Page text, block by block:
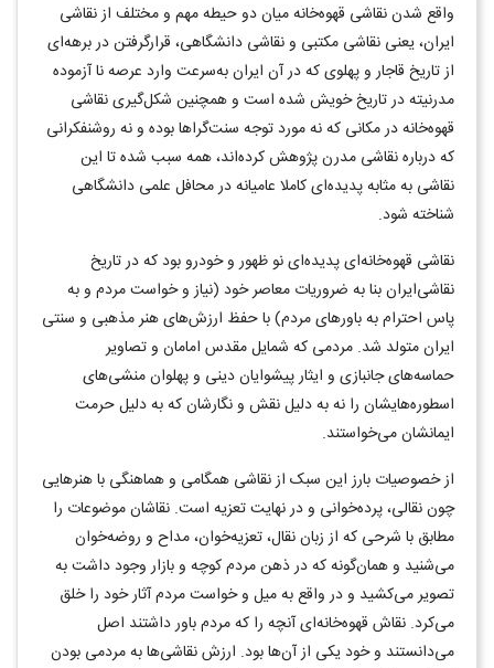
واقع شدن نقاشی قهوه‌خانه میان دو حیطه مهم و مختلف از نقاشی
ایران، یعنی نقاشی مکتبی و نقاشی دانشگاهی، قرارگرفتن در برهه‌ای
از تاریخ قاجار و پهلوی که در آن ایران به‌سرعت وارد عرصه نا آزموده
مدرنیته در تاریخ خویش شده است و همچنین شکل‌گیری نقاشی
قهوه‌خانه در مکانی که نه مورد توجه سنت‌گراها بوده و نه روشنفکرانی
که درباره نقاشی مدرن پژوهش کرده‌اند، همه سبب شده تا این
نقاشی به مثابه پدیده‌ای کاملا عامیانه در محافل علمی دانشگاهی
شناخته شود.
نقاشی قهوه‌خانه‌ای پدیده‌ای نو ظهور و خودرو بود که در تاریخ
نقاشی‌ایران بنا به ضروریات معاصر خود (نیاز و خواست مردم و به
پاس احترام به باورهای مردم) با حفظ ارزش‌های هنر مذهبی و سنتی
ایران متولد شد. مردمی که شمایل مقدس امامان و تصاویر
حماسه‌های جانبازی و ایثار پیشوایان دینی و پهلوان منشی‌های
اسطوره‌هایشان را نه به دلیل نقش و نگارشان که به دلیل حرمت
ایمانشان می‌خواستند.
از خصوصیات بارز این سبک از نقاشی همگامی و هماهنگی با هنرهایی
چون نقالی، پرده‌خوانی و در نهایت تعزیه است. نقاشان موضوعات را
مطابق با شرحی که از زبان نقال، تعزیه‌خوان، مداح و روضه‌خوان
می‌شنید و همان‌گونه که در ذهن مردم کوچه و بازار وجود داشت به
تصویر می‌کشید و در واقع به میل و خواست مردم آثار خود را خلق
می‌کرد. نقاش قهوه‌خانه‌ای آنچه را که مردم باور داشتند اصل
می‌دانستند و خود یکی از آن‌ها بود. ارزش نقاشی‌ها به مردمی بودن